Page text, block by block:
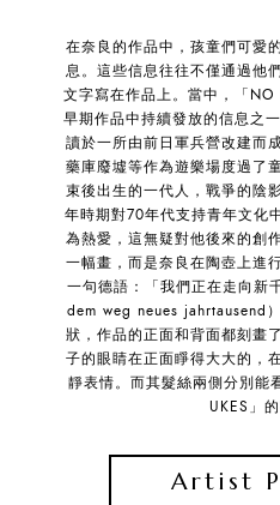
在奈良的作品中，孩童們可愛
息。這些信息往往不僅通過他
文字寫在作品上。當中，「
早期作品中持續發放的信息之
讀於一所由前日軍兵營改建而
藥庫廢墟等作為遊樂場度過了
束後出生的一代人，戰爭的陰
年時期對70年代支持青年文化
為熱愛，這無疑對他後來的創
一幅畫，而是奈良在陶壺上進
一句德語：「我們正在走向
dem weg neues jahrtausend
狀，作品的正面和背面都刻畫
子的眼睛在正面睜得大大的，
靜表情。而其髮絲兩側分別能
UKES」的
Artist